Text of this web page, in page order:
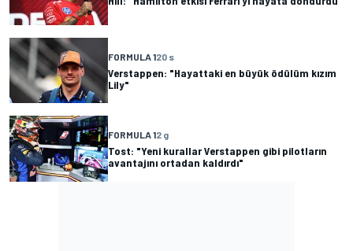
FORMULA 120 s
Verstappen: "Hayattaki en büyük ödülüm kızım
Lily"
FORMULA 12 g
Tost: "Yeni kurallar Verstappen gibi pilotların
avantajını ortadan kaldırdı"